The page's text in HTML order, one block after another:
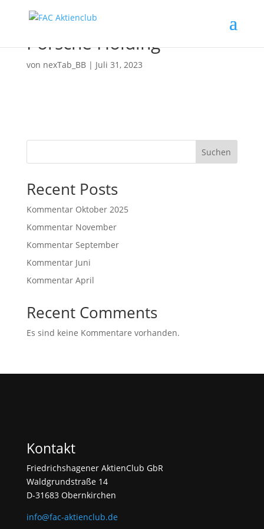
Porsche Holding
von nexTab_BB| Juli 31, 2023
Suchen
Recent Posts
Kommentar Oktober 2025
Kommentar November
Kommentar September
Kommentar Juni
Kommentar April
Recent Comments
Es sind keine Kommentare vorhanden.
Kontakt
Friedrichshagener AktienClub GbR
Waldgrundstraße 14
D-31683 Obernkirchen
info@fac-aktienclub.de